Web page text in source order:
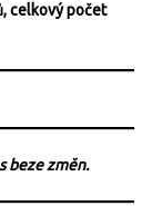
celkový počet
beze změn.